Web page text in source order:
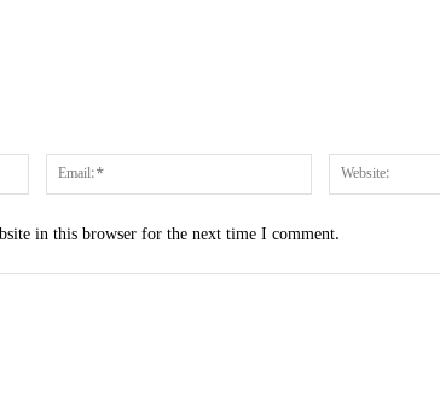
Name:* Email:*
in this browser for the next time I comment.